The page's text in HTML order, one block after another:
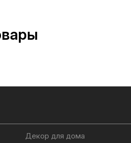
Декор для дома